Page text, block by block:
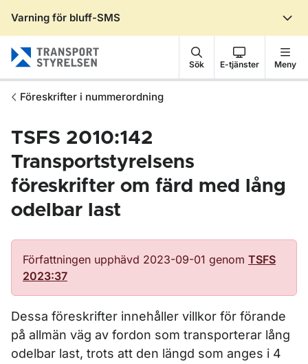
Varning för bluff-SMS
Sök E-tjänster Meny
Föreskrifter i nummerordning
TSFS 2010:142
Transportstyrelsens
föreskrifter om färd med lång
odelbar last
Författningen upphävd 2023-09-01 genom TSFS
2023:37
Dessa föreskrifter innehåller villkor för förande
på allmän väg av fordon som transporterar lång
odelbar last, trots att den längd som anges i 4